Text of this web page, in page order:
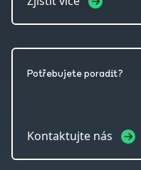
Potřebujete poradit?
Kontaktujte nás